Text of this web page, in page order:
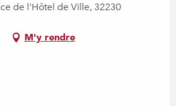
de l'Hôtel de Ville, 32230
M'y rendre